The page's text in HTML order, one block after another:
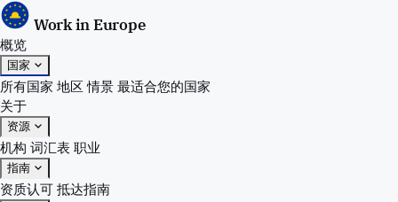
Work in Europe
概览
国家
所有国家 地区情景 最适合您的国家
关于
资源
机构 词汇表 职业
指南
资质认可 抵达指南